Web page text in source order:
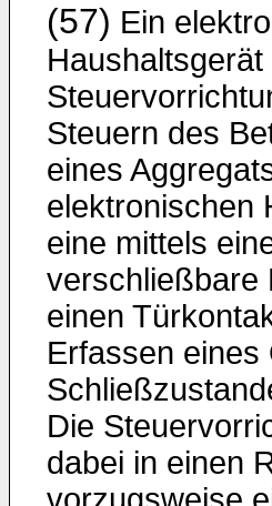
(57) Ein
Steuern des
eines
elektronischen
eine mittels
verschließbare
einen
Erfassen eines
Die
dabei in einen